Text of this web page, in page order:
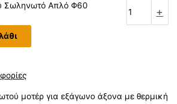
Σωληνωτό Απλό Φ60
+
μοτέρ για εξάγωνο άξονα με θερμική